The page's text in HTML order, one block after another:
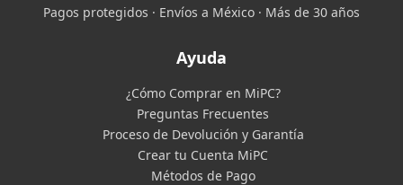
Pagos protegidos · Envíos a México · Más de 30 años
Ayuda
¿Cómo Comprar en MiPC?
Preguntas Frecuentes
Proceso de Devolución y Garantía
Crear tu Cuenta MiPC
Métodos de Pago